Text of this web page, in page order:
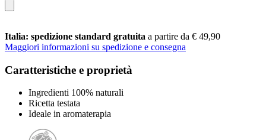
Italia: spedizione standard gratuita a partire da € 49,90
Maggiori informazioni su spedizione e consegna
Caratteristiche e proprietà
Ingredienti 100% naturali
Ricetta testata
Ideale in aromaterapia